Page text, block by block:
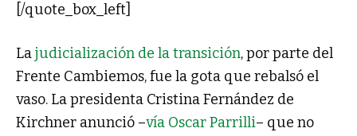
[/quote_box_left]
Lajudicialización de la transición, por parte del
Frente Cambiemos, fue la gota que rebalsó el
vaso. La presidenta Cristina Fernández de
Kirchner anunció –vía Oscar Parrilli– que no